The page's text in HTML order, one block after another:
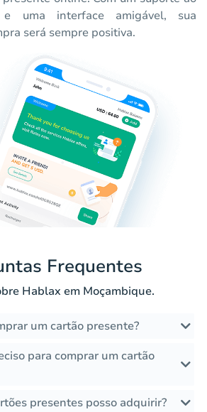
uma interface amigável, sua
será sempre positiva.
Frequentes
Hablax em Moçambique.
um cartão presente?
para comprar um cartão
presentes posso adquirir?